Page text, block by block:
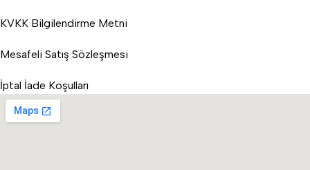
KVKK Bilgilendirme Metni
Mesafeli Satış Sözleşmesi
İptal İade Koşulları